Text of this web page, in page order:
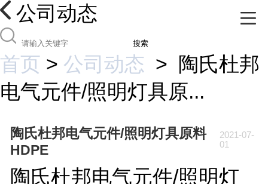
公司动态
搜索
首页 > 公司动态 >
陶氏杜邦
电气元件/照明灯具原...
陶氏杜邦电气元件/照明灯具原料
HDPE
2021-07-
01
陶氏杜邦电气元件/照明灯